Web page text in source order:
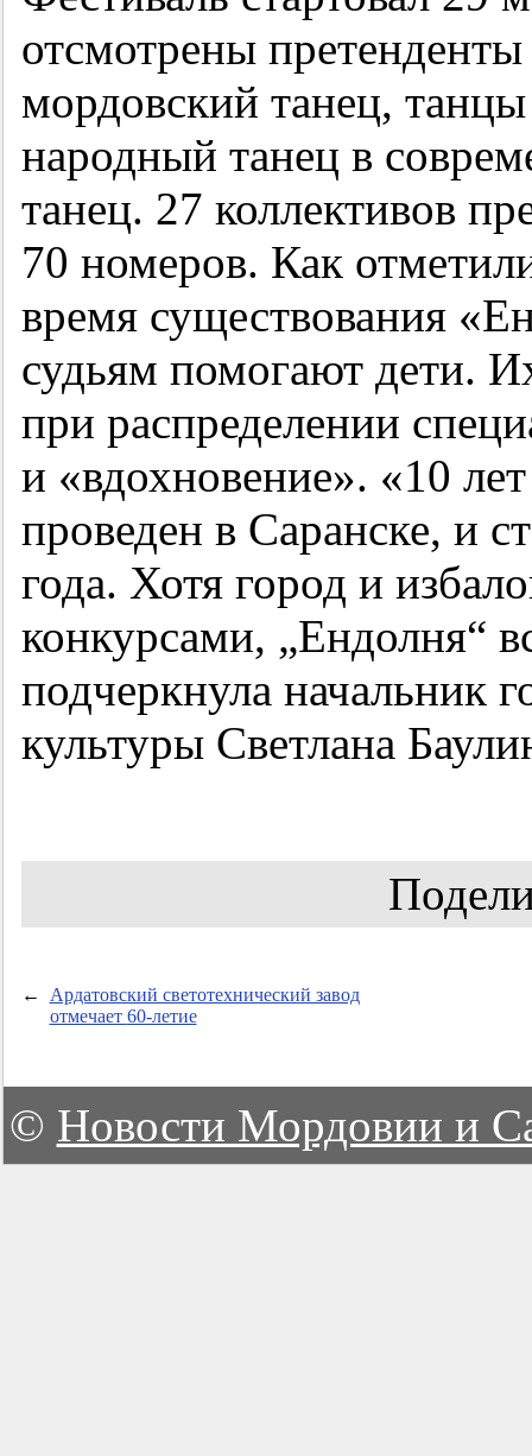
отсмотрены
мордовский танец,
народный танец в
танец. 27 коллективов
70 номеров. Как
время существования
судьям помогают дети.
при распределении
и «вдохновение». «10
проведен в Саранске, и
года. Хотя город и
конкурсами, „Ендолня“
подчеркнула начальник
культуры Светлана
←
Ардатовский светотехнический завод
отмечает 60-летие
© Новости Мордовии и